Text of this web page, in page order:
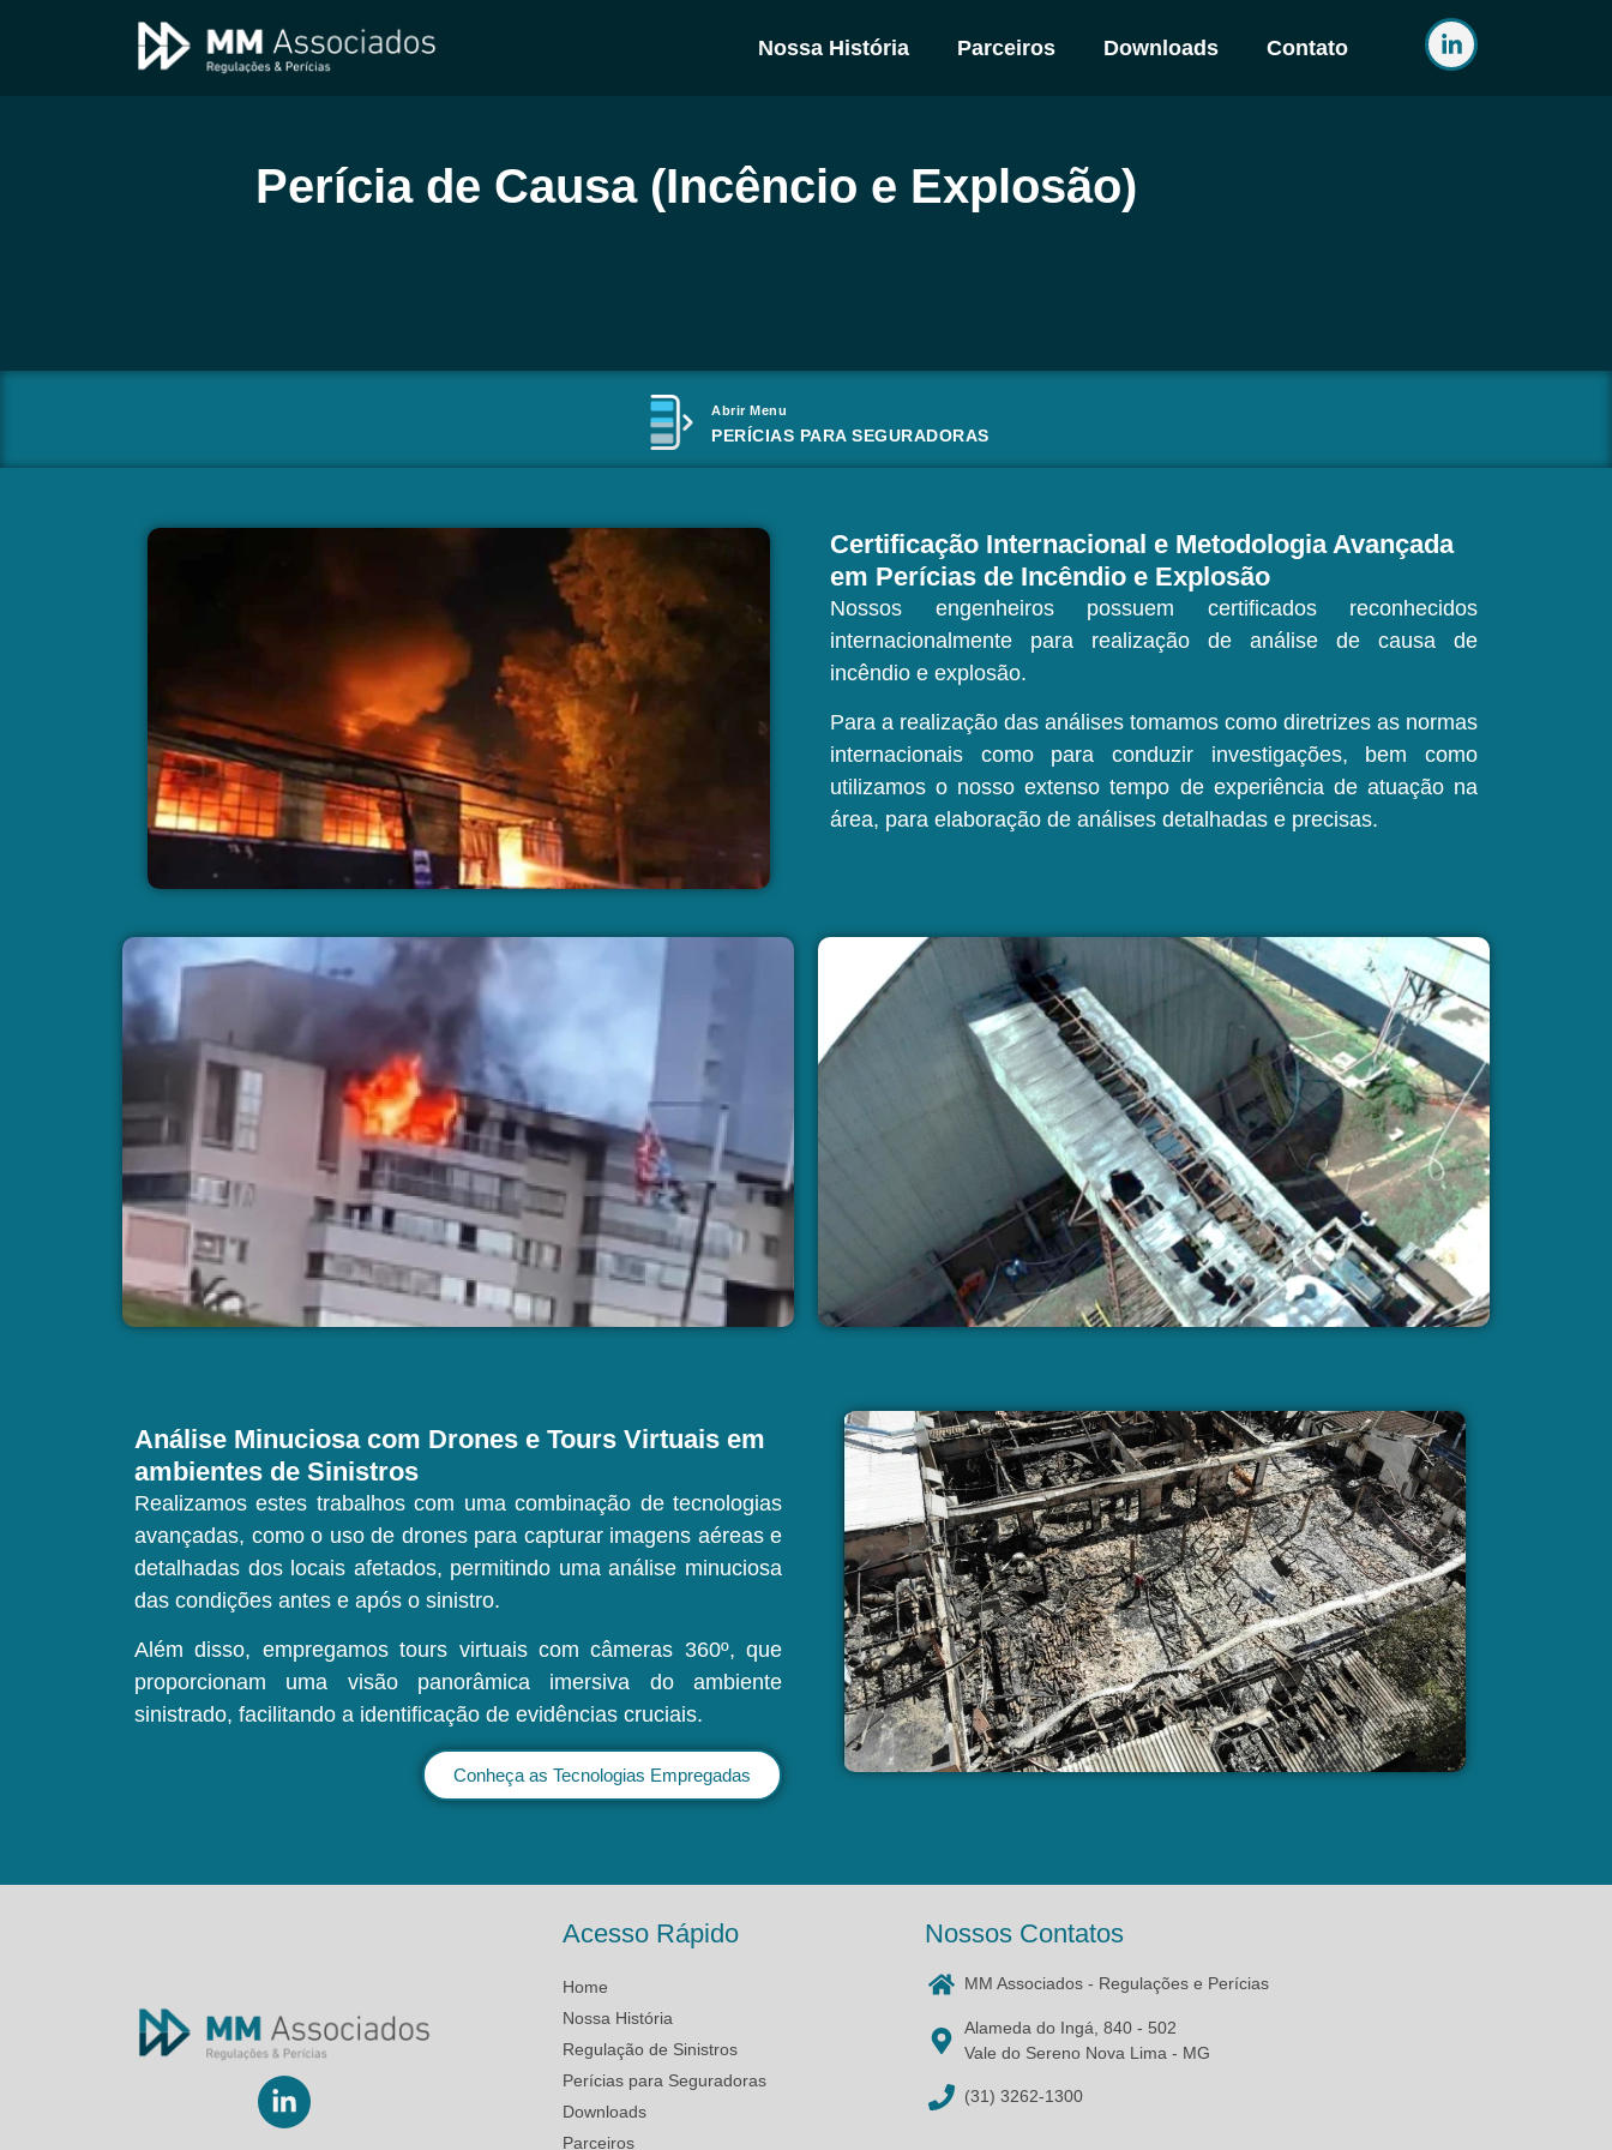
Nossa História Parceiros Downloads Contato
Perícia de Causa (Incêncio e Explosão)
Abrir Menu
PERÍCIAS PARA SEGURADORAS
Certificação Internacional e Metodologia Avançada
em Perícias de Incêndio e Explosão
Nossos engenheiros possuem certificados reconhecidos
internacionalmente para realização de análise de causa de
incêndio e explosão.
Para a realização das análises tomamos como diretrizes as normas
internacionais como para conduzir investigações, bem como
utilizamos o nosso extenso tempo de experiência de atuação na
área, para elaboração de análises detalhadas e precisas.
Análise Minuciosa com Drones e Tours Virtuais em
ambientes de Sinistros
Realizamos estes trabalhos com uma combinação de tecnologias
avançadas, como o uso de drones para capturar imagens aéreas e
detalhadas dos locais afetados, permitindo uma análise minuciosa
das condições antes e após o sinistro.
Além disso, empregamos tours virtuais com câmeras 360º, que
proporcionam uma visão panorâmica imersiva do ambiente
sinistrado, facilitando a identificação de evidências cruciais.
Conheça as Tecnologias Empregadas
Acesso Rápido
Home
Nossa História
Regulação de Sinistros
Perícias para Seguradoras
Downloads
Parceiros
Nossos Contatos
MM Associados - Regulações e Perícias
Alameda do Ingá, 840 - 502
Vale do Sereno Nova Lima - MG
(31) 3262-1300